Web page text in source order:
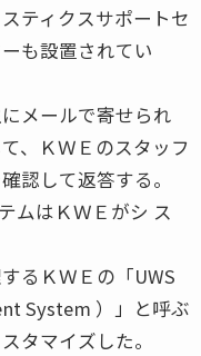
ティクスサポートセ
も設置されてい
メールで寄せられ
、ＫＷＥのスタッフ
認して返答する。
ムはＫＷＥがシ ス
るＫＷＥの「UWS
System ）」と呼ぶ
タマイズした。